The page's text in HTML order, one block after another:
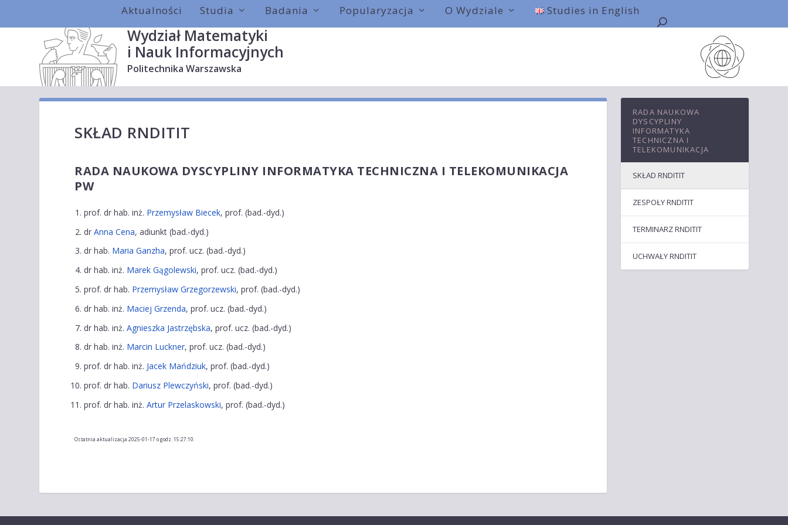
Aktualności Studia Badania Popularyzacja O Wydziale Studies in English
Wydział Matematyki
i Nauk Informacyjnych
Politechnika Warszawska
SKŁAD RNDITIT
RADA NAUKOWA DYSCYPLINY INFORMATYKA TECHNICZNA I TELEKOMUNIKACJA
PW
prof. dr hab. inż. Przemysław Biecek, prof. (bad.-dyd.)
drAnna Cena, adiunkt (bad.-dyd.)
dr hab. Maria Ganzha, prof. ucz. (bad.-dyd.)
dr hab. inż. Marek Gągolewski, prof. ucz. (bad.-dyd.)
prof. dr hab. Przemysław Grzegorzewski, prof. (bad.-dyd.)
dr hab. inż. Maciej Grzenda, prof. ucz. (bad.-dyd.)
dr hab. inż.Agnieszka Jastrzębska, prof. ucz. (bad.-dyd.)
dr hab. inż. Marcin Luckner, prof. ucz. (bad.-dyd.)
prof. dr hab. inż. Jacek Mańdziuk, prof. (bad.-dyd.)
prof. dr hab. Dariusz Plewczyński, prof. (bad.-dyd.)
prof. dr hab. inż.Artur Przelaskowski, prof. (bad.-dyd.)
Ostatnia aktualizacja 2025-01-17 o godz. 15:27:10.
RADA NAUKOWA
DYSCYPLINY
INFORMATYKA
TECHNICZNA I
TELEKOMUNIKACJA
SKŁAD RNDITIT
ZESPOŁY RNDITIT
TERMINARZ RNDITIT
UCHWAŁY RNDITIT